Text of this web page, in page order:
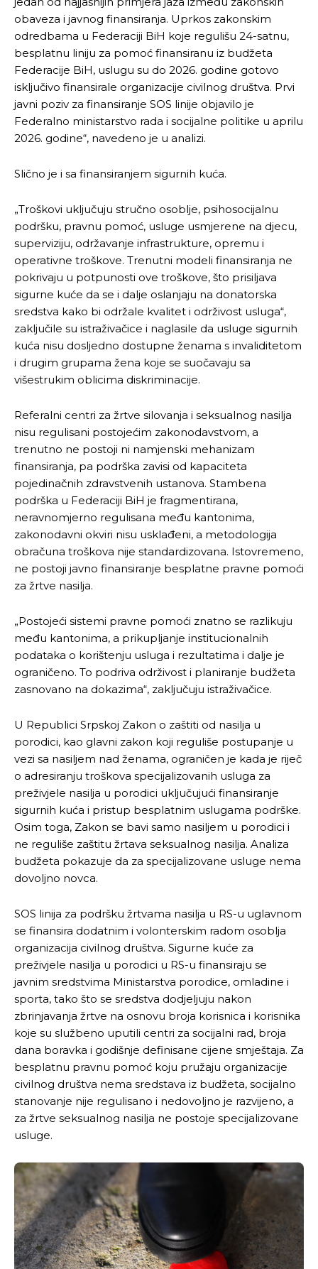
Pusti priču da živi!
Ovim putem želimo da vam se zahvalimo što ste
odlučili da pustite Vašu priču da živi, Redakcija
Objavi.ba
Pusti priču da živi!
Ovim putem želimo da vam se zahvalimo što ste
odlučili da pustite Vašu priču da živi, Redakcija
Objavi.ba
obaveza i javnog finansiranja. Uprkos zakonskim
odredbama u Federaciji BiH koje regulišu 24-satnu,
besplatnu liniju za pomoć finansiranu iz budžeta
Federacije BiH, uslugu su do 2026. godine gotovo
isključivo finansirale organizacije civilnog društva. Prvi
javni poziv za finansiranje SOS linije objavilo je
Federalno ministarstvo rada i socijalne politike u aprilu
2026. godine“, navedeno je u analizi.
Slično je i sa finansiranjem sigurnih kuća.
„Troškovi uključuju stručno osoblje, psihosocijalnu
podršku, pravnu pomoć, usluge usmjerene na djecu,
superviziju, održavanje infrastrukture, opremu i
operativne troškove. Trenutni modeli finansiranja ne
pokrivaju u potpunosti ove troškove, što prisiljava
sigurne kuće da se i dalje oslanjaju na donatorska
sredstva kako bi održale kvalitet i održivost usluga“,
zaključile su istraživačice i naglasile da usluge sigurnih
kuća nisu dosljedno dostupne ženama s invaliditetom
i drugim grupama žena koje se suočavaju sa
višestrukim oblicima diskriminacije.
Referalni centri za žrtve silovanja i seksualnog nasilja
nisu regulisani postojećim zakonodavstvom, a
trenutno ne postoji ni namjenski mehanizam
finansiranja, pa podrška zavisi od kapaciteta
pojedinačnih zdravstvenih ustanova. Stambena
podrška u Federaciji BiH je fragmentirana,
neravnomjerno regulisana među kantonima,
zakonodavni okviri nisu usklađeni, a metodologija
obračuna troškova nije standardizovana. Istovremeno,
ne postoji javno finansiranje besplatne pravne pomoći
za žrtve nasilja.
„Postojeći sistemi pravne pomoći znatno se razlikuju
među kantonima, a prikupljanje institucionalnih
podataka o korištenju usluga i rezultatima i dalje je
ograničeno. To podriva održivost i planiranje budžeta
zasnovano na dokazima“, zaključuju istraživačice.
U Republici Srpskoj Zakon o zaštiti od nasilja u
porodici, kao glavni zakon koji reguliše postupanje u
vezi sa nasiljem nad ženama, ograničen je kada je riječ
o adresiranju troškova specijalizovanih usluga za
preživjele nasilja u porodici uključujući finansiranje
sigurnih kuća i pristup besplatnim uslugama podrške.
Osim toga, Zakon se bavi samo nasiljem u porodici i
ne reguliše zaštitu žrtava seksualnog nasilja. Analiza
budžeta pokazuje da za specijalizovane usluge nema
dovoljno novca.
SOS linija za podršku žrtvama nasilja u RS-u uglavnom
se finansira dodatnim i volonterskim radom osoblja
organizacija civilnog društva. Sigurne kuće za
preživjele nasilja u porodici u RS-u finansiraju se
javnim sredstvima Ministarstva porodice, omladine i
sporta, tako što se sredstva dodjeljuju nakon
zbrinjavanja žrtve na osnovu broja korisnica i korisnika
koje su službeno uputili centri za socijalni rad, broja
dana boravka i godišnje definisane cijene smještaja. Za
besplatnu pravnu pomoć koju pružaju organizacije
civilnog društva nema sredstava iz budžeta, socijalno
stanovanje nije regulisano i nedovoljno je razvijeno, a
za žrtve seksualnog nasilja ne postoje specijalizovane
usluge.